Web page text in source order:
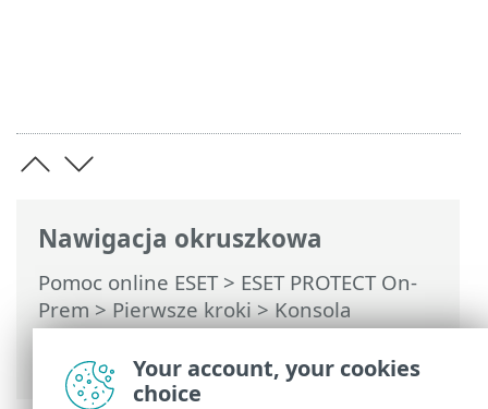
Nawigacja okruszkowa
Pomoc online ESET> ESET PROTECT On-
Prem>Pierwsze kroki>Konsola
internetowa ESET PROTECT> Filtry i
dostosowanie układu
Your account, your cookies
choice